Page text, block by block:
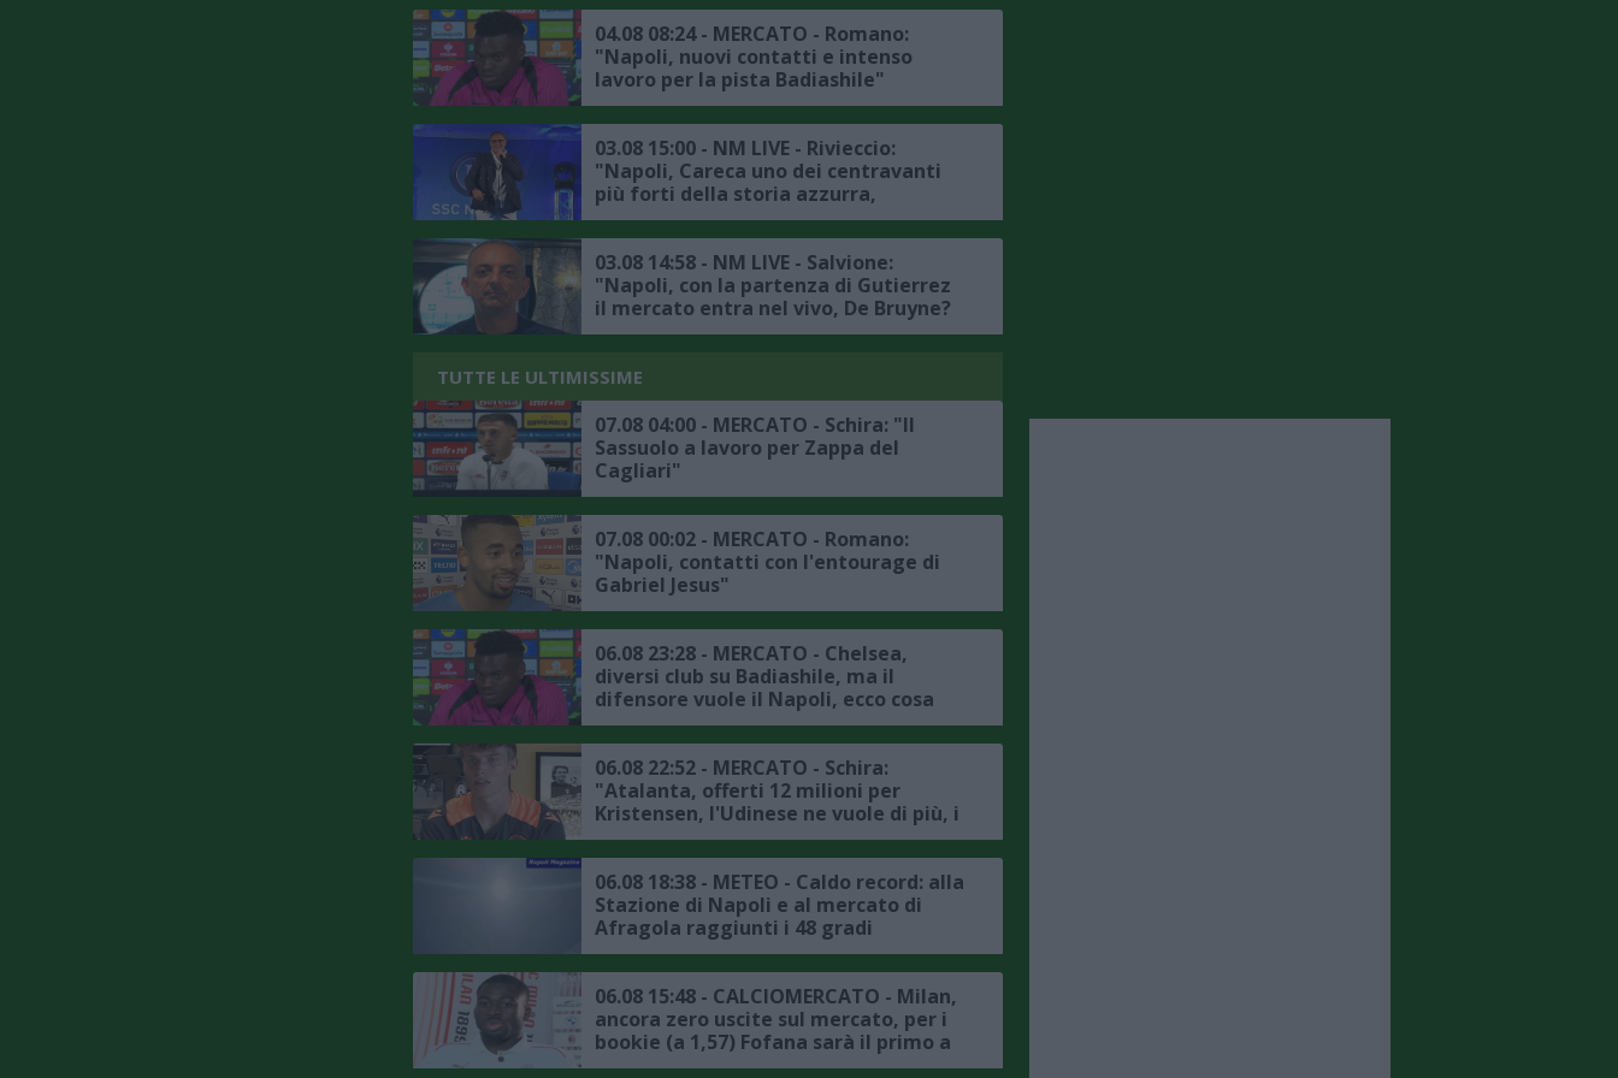
04.08 08:24 - MERCATO - Romano:
"Napoli, nuovi contatti e intenso
lavoro per la pista Badiashile"
03.08 15:00 - NM LIVE - Rivieccio:
"Napoli, Careca uno dei centravanti
più forti della storia azzurra,
mercato? Bisogna sfoltire la rosa
senza svendere i calciatori azzurri"
03.08 14:58 - NM LIVE - Salvione:
"Napoli, con la partenza di Gutierrez
il mercato entra nel vivo, De Bruyne?
Virali le sue dichiarazioni in
auspicio per la nuova stagione"
TUTTE LE ULTIMISSIME
07.08 04:00 - MERCATO - Schira: "Il
Sassuolo a lavoro per Zappa del
Cagliari"
07.08 00:02 - MERCATO - Romano:
"Napoli, contatti con l'entourage di
Gabriel Jesus"
06.08 23:28 - MERCATO - Chelsea,
diversi club su Badiashile, ma il
difensore vuole il Napoli, ecco cosa
frena la trattativa
06.08 22:52 - MERCATO - Schira:
"Atalanta, offerti 12 milioni per
Kristensen, l'Udinese ne vuole di più, i
dettagli"
06.08 18:38 - METEO - Caldo record: alla
Stazione di Napoli e al mercato di
Afragola raggiunti i 48 gradi
06.08 15:48 - CALCIOMERCATO - Milan,
ancora zero uscite sul mercato, per i
bookie (a 1,57) Fofana sarà il primo a
salutare